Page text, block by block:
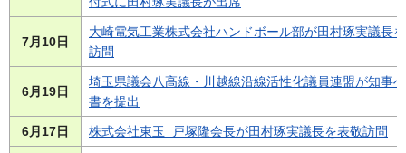
7月10日
大崎電気工業株式会社ハンドボール部が田村琢実議長
訪問
6月19日
埼玉県議会八高線・川越線沿線活性化議員連盟が知事
書を提出
6月17日 株式会社東玉 戸塚隆会長が田村琢実議長を表敬訪問